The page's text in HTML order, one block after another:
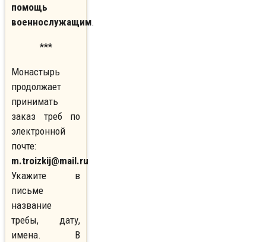
помощь
военнослужащим.
***
Монастырь
продолжает
принимать
заказ треб по
электронной
почте:
m.troizkij@mail.ru
Укажите в
письме
название
требы, дату,
имена. В